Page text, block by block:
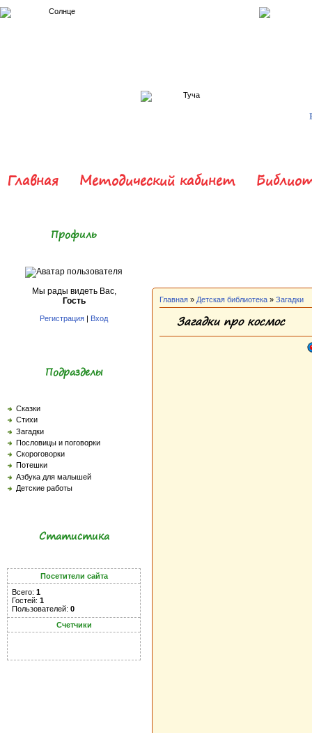
Главная Методический кабинет
Профиль
Мы рады видеть Вас,
Гость
Регистрация | Вход
Подразделы
Сказки
Стихи
Загадки
Пословицы и поговорки
Скороговорки
Потешки
Азбука для малышей
Детские работы
Статистика
Посетители сайта
Всего: 1
Гостей: 1
Пользователей: 0
Счетчики
Главная » Детская библиотека » Загадки
Загадки про космос